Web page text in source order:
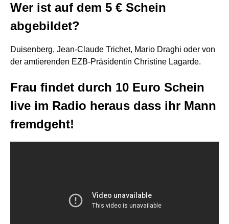
Wer ist auf dem 5 € Schein
abgebildet?
Duisenberg, Jean-Claude Trichet, Mario Draghi oder von
der amtierenden EZB-Präsidentin Christine Lagarde.
Frau findet durch 10 Euro Schein
live im Radio heraus dass ihr Mann
fremdgeht!